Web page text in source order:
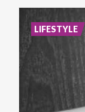
LIFESTYLE